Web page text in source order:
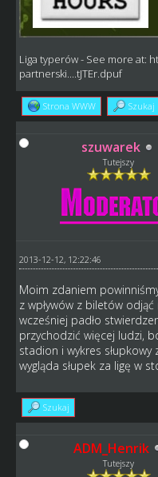
Liga typerów- See more at:
partnerski....tJTEr.dpuf
Strona WWW Szukaj
szuwarek
Tutejszy
2013-12-12, 12:22:46
Moim zdaniem
z wpływów z biletów
wcześniej padło
przychodzić więcej ludzi,
stadion i wykres
wygląda słupek za ligę w
Szukaj
ADM_Henrik
Tutejszy